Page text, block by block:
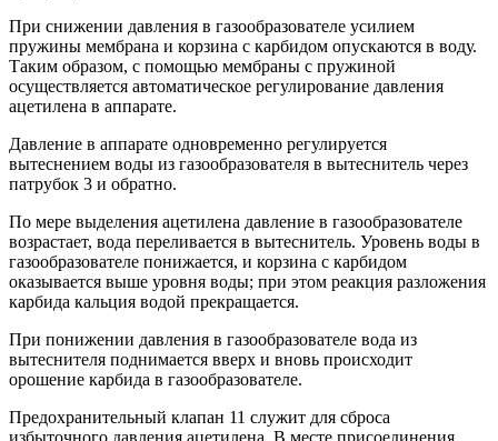
При снижении давления в газообразователе усилием
пружины мембрана и корзина с карбидом опускаются в воду.
Таким образом, с помощью мембраны с пружиной
осуществляется автоматическое регулирование давления
ацетилена в аппарате.
Давление в аппарате одновременно регулируется
вытеснением воды из газообразователя в вытеснитель через
патрубок 3 и обратно.
По мере выделения ацетилена давление в газообразователе
возрастает, вода переливается в вытеснитель. Уровень воды в
газообразователе понижается, и корзина с карбидом
оказывается выше уровня воды; при этом реакция разложения
карбида кальция водой прекращается.
При понижении давления в газообразователе вода из
вытеснителя поднимается вверх и вновь происходит
орошение карбида в газообразователе.
Предохранительный клапан 11 служит для сброса